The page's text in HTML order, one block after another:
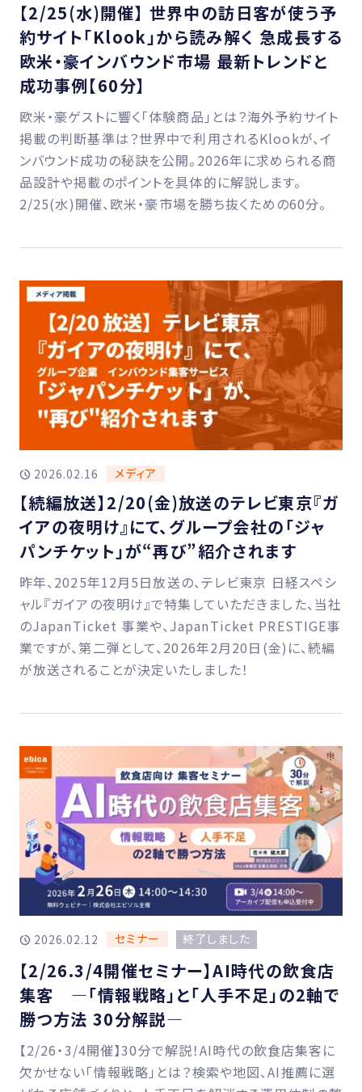
【2/25(水)開催】 世界中の訪日客が使う予
約サイト「Klook」から読み解く 急成長する
欧米・豪インバウンド市場 最新トレンドと
成功事例【60分】
欧米・豪ゲストに響く「体験商品」とは？海外予約サイト
掲載の判断基準は？世界中で利用されるKlookが、イ
ンバウンド成功の秘訣を公開。2026年に求められる商
品設計や掲載のポイントを具体的に解説します。
2/25(水)開催、欧米・豪市場を勝ち抜くための60分。
2026.02.16 メディア
【続編放送】2/20(金)放送のテレビ東京『ガ
イアの夜明け』にて、グループ会社の「ジャ
パンチケット」が“再び”紹介されます
昨年、2025年12月5日放送の、テレビ東京 日経スペシ
ャル『ガイアの夜明け』で特集していただきました、当社
のJapanTicket 事業や、JapanTicket PRESTIGE事
業ですが、第二弾として、2026年2月20日(金)に、続編
が放送されることが決定いたしました！
2026.02.12 セミナー 終了しました
【2/26.3/4開催セミナー】AI時代の飲食店
集客 ―「情報戦略」と「人手不足」の2軸で
勝つ方法 30分解説―
【2/26・3/4開催】30分で解説！AI時代の飲食店集客に
欠かせない「情報戦略」とは？検索や地図、AI推薦に選